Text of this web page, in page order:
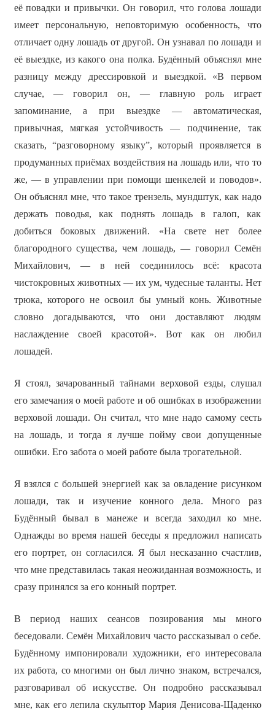
её повадки и привычки. Он говорил, что голова лошади
имеет персональную, неповторимую особенность, что
отличает одну лошадь от другой. Он узнавал по лошади и
её выездке, из какого она полка. Будённый объяснял мне
разницу между дрессировкой и выездкой. «В первом
случае, — говорил он, — главную роль играет
запоминание, а при выездке — автоматическая,
привычная, мягкая устойчивость — подчинение, так
сказать, “разговорному языку”, который проявляется в
продуманных приёмах воздействия на лошадь или, что то
же, — в управлении при помощи шенкелей и поводов».
Он объяснял мне, что такое трензель, мундштук, как надо
держать поводья, как поднять лошадь в галоп, как
добиться боковых движений. «На свете нет более
благородного существа, чем лошадь, — говорил Семён
Михайлович, — в ней соединилось всё: красота
чистокровных животных — их ум, чудесные таланты. Нет
трюка, которого не освоил бы умный конь. Животные
словно догадываются, что они доставляют людям
наслаждение своей красотой». Вот как он любил
лошадей.
Я стоял, зачарованный тайнами верховой езды, слушал
его замечания о моей работе и об ошибках в изображении
верховой лошади. Он считал, что мне надо самому сесть
на лошадь, и тогда я лучше пойму свои допущенные
ошибки. Его забота о моей работе была трогательной.
Я взялся с большей энергией как за овладение рисунком
лошади, так и изучение конного дела. Много раз
Будённый бывал в манеже и всегда заходил ко мне.
Однажды во время нашей беседы я предложил написать
его портрет, он согласился. Я был несказанно счастлив,
что мне представилась такая неожиданная возможность, и
сразу принялся за его конный портрет.
В период наших сеансов позирования мы много
беседовали. Семён Михайлович часто рассказывал о себе.
Будённому импонировали художники, его интересовала
их работа, со многими он был лично знаком, встречался,
разговаривал об искусстве. Он подробно рассказывал
мне, как его лепила скульптор Мария Денисова-Щаденко